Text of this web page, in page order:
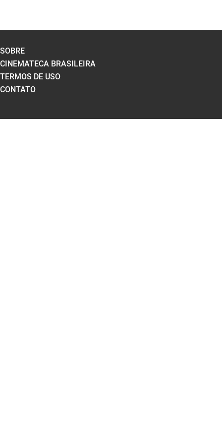
SOBRE
CINEMATECA BRASILEIRA
TERMOS DE USO
CONTATO